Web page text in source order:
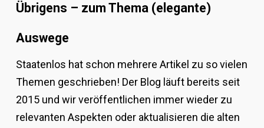
Übrigens – zum Thema (elegante)
Auswege
Staatenlos hat schon mehrere Artikel zu so vielen
Themen geschrieben! Der Blog läuft bereits seit
2015 und wir veröffentlichen immer wieder zu
relevanten Aspekten oder aktualisieren die alten